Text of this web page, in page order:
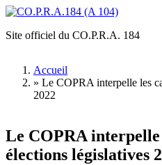
Aller au contenu principal
CO.P.R.A.184
(A 104)
Site officiel du CO.P.R.A. 184
Vous êtes ici
Accueil
» Le COPRA interpelle les
2022
Le COPRA interpelle
élections législatives